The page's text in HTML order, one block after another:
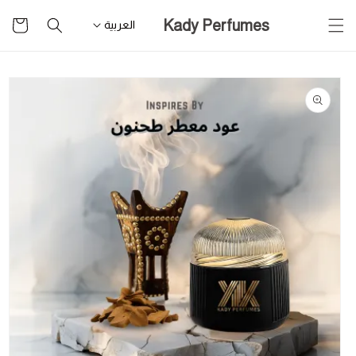
للمحتوى
Kady Perfumes العربية
التسوق
تخطى
لمعلومات
المنتج